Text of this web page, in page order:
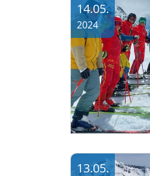
14.05.
2024
13.05.